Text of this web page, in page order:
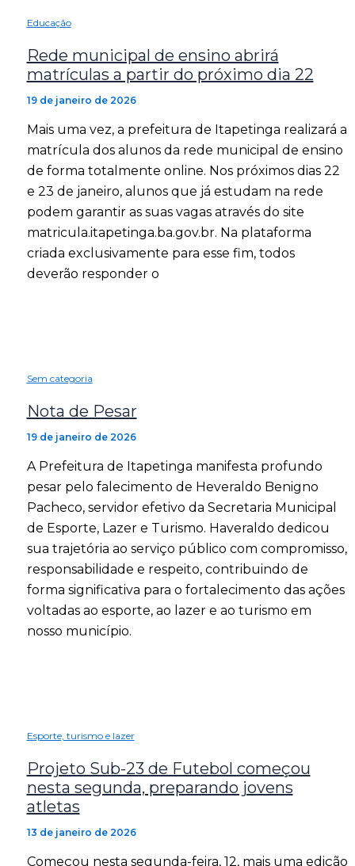
Educação
Rede municipal de ensino abrirá
matrículas a partir do próximo dia 22
19 de janeiro de 2026
Mais uma vez, a prefeitura de Itapetinga realizará a
matrícula dos alunos da rede municipal de ensino
de forma totalmente online. Nos próximos dias 22
e 23 de janeiro, alunos que já estudam na rede
podem garantir as suas vagas através do site
matricula.itapetinga.ba.gov.br. Na plataforma
criada exclusivamente para esse fim, todos
deverão responder o
Sem categoria
Nota de Pesar
19 de janeiro de 2026
A Prefeitura de Itapetinga manifesta profundo
pesar pelo falecimento de Heveraldo Benigno
Pacheco, servidor efetivo da Secretaria Municipal
de Esporte, Lazer e Turismo. Haveraldo dedicou
sua trajetória ao serviço público com compromisso,
responsabilidade e respeito, contribuindo de
forma significativa para o fortalecimento das ações
voltadas ao esporte, ao lazer e ao turismo em
nosso município.
Esporte, turismo e lazer
Projeto Sub-23 de Futebol começou
nesta segunda, preparando jovens
atletas
13 de janeiro de 2026
Começou nesta segunda-feira, 12, mais uma edição